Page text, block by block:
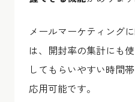
メールマーケティング
は、開封率の集計にも
してもらいやすい時間
応用可能です。